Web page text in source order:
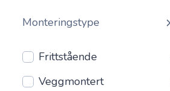
Monteringstype
Frittstående
Veggmontert